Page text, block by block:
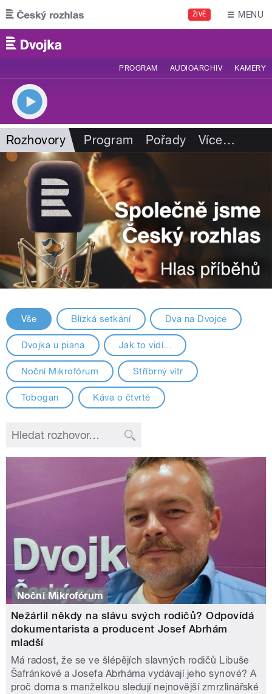
Přejít k hlavnímu obsahu
ŽIVĚ MENU
PROGRAM AUDIOARCHIV KAMERY
Rozhovory Program Pořady Více…
Vše Blízká setkání Dva na Dvojce
Dvojka u piana Jak to vidí...
Noční Mikrofórum Stříbrný vítr
Tobogan Káva o čtvrté
Noční Mikrofórum
Nežárlil někdy na slávu svých rodičů? Odpovídá
dokumentarista a producent Josef Abrhám
mladší
Má radost, že se ve šlépějích slavných rodičů Libuše
Šafránkové a Josefa Abrháma vydávají jeho synové? A
proč doma s manželkou sledují nejnovější zmrzlinářské